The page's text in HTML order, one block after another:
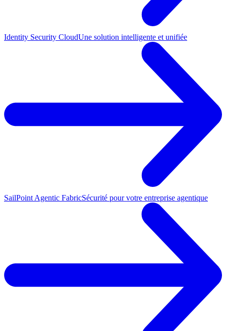
Identity Security CloudUne solution intelligente et unifiée
SailPoint Agentic FabricSécurité pour votre entreprise agentique